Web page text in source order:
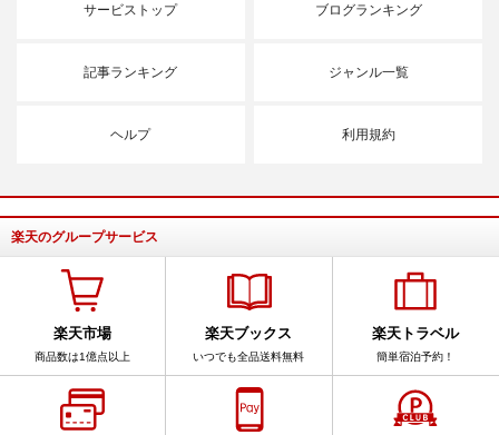
サービストップ ブログランキング
記事ランキング ジャンル一覧
ヘルプ 利用規約
楽天のグループサービス
楽天市場
商品数は1億点以上
楽天ブックス
いつでも全品送料無料
楽天トラベル
簡単宿泊予約！